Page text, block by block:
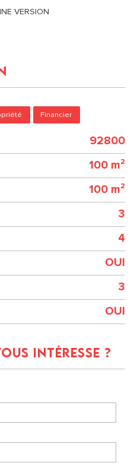
VERSION
Financier
92800
100 m²
100 m²
3
4
OUI
3
OUI
intéresse ?